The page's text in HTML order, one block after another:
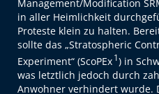
Management/Modification
in aller Heimlichkeit
Proteste klein zu halten.
sollte das „Stratospheric
Experiment“ (ScoPEx1) in
was letztlich jedoch durch
Anwohner verhindert wurde.